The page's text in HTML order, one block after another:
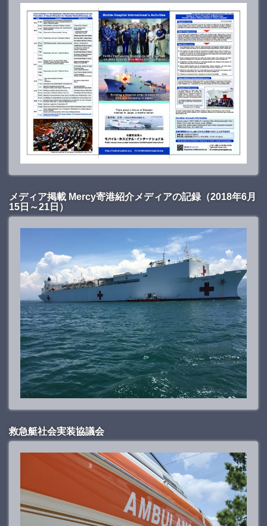
メディア掲載 Mercy寄港紹介メディアの記録（2018年6月
15日～21日）
救急艇社会実装協議会